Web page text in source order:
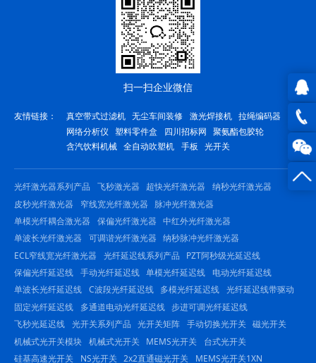
QQ在
线咨
询
0816
扫一扫企业微信
友情链接： 真空带式过滤机 无尘车间装修 激光焊接机 拉绳编码器
网络分析仪 塑料零件盒 四川招标网
聚氨酯包胶轮
含汽饮料机械 全自动吹塑机 手板 光开关
光纤激光器系列产品 飞秒激光器 超快光纤激光器
纳秒光纤激光器
皮秒光纤激光器
窄线宽光纤激光器
脉冲光纤激光器
单模光纤耦合激光器
保偏光纤激光器 中红外光纤激光器
单波长光纤激光器
可调谐光纤激光器 纳秒脉冲光纤激光器
ECL窄线宽光纤激光器
光纤延迟线系列产品
PZT阿秒级光延迟线
保偏光纤延迟线 手动光纤延迟线 单模光纤延迟线
电动光纤延迟线
单波长光纤延迟线 C波段光纤延迟线 多模光纤延迟线 光纤延迟线带驱动
固定光纤延迟线
多通道电动光纤延迟线 步进可调光纤延迟线
飞秒光延迟线 光开关系列产品 光开关矩阵 手动切换光开关 磁光开关
机械式光开关模块 机械式光开关 MEMS光开关
台式光开关
硅基高速光开关
NS光开关 2x2直通磁光开关
MEMS光开关1XN